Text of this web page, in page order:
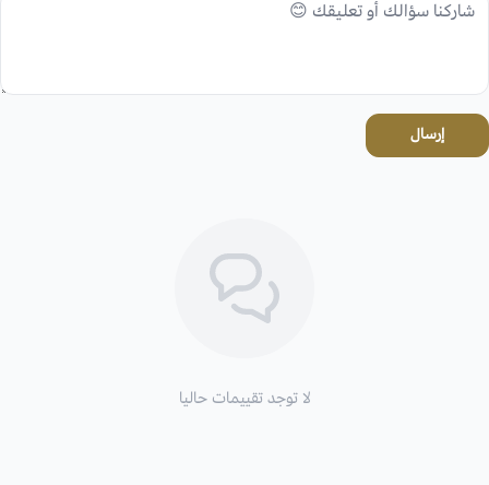
إرسال
لا توجد تقييمات حاليا